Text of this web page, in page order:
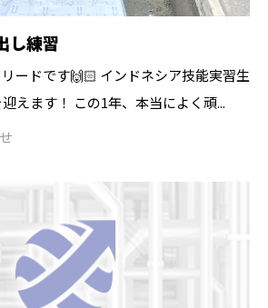
し練習
ードです🙌🏻 インドネシア技能実習生
えます！ この1年、本当によく頑...